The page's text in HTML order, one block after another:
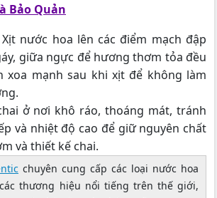
Bảo Quản
nước hoa lên các điểm mạch đập
giữa ngực để hương thơm tỏa đều
xoa mạnh sau khi xịt để không làm
ở nơi khô ráo, thoáng mát, tránh
và nhiệt độ cao để giữ nguyên chất
và thiết kế chai.
chuyên cung cấp các loại nước hoa
thương hiệu nổi tiếng trên thế giới,